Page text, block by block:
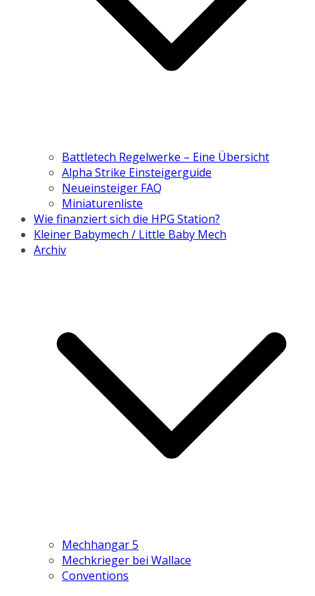
Battletech Regelwerke – Eine Übersicht
Alpha Strike Einsteigerguide
Neueinsteiger FAQ
Miniaturenliste
Wie finanziert sich die HPG Station?
Kleiner Babymech / Little Baby Mech
Archiv
Mechhangar 5
Mechkrieger bei Wallace
Conventions